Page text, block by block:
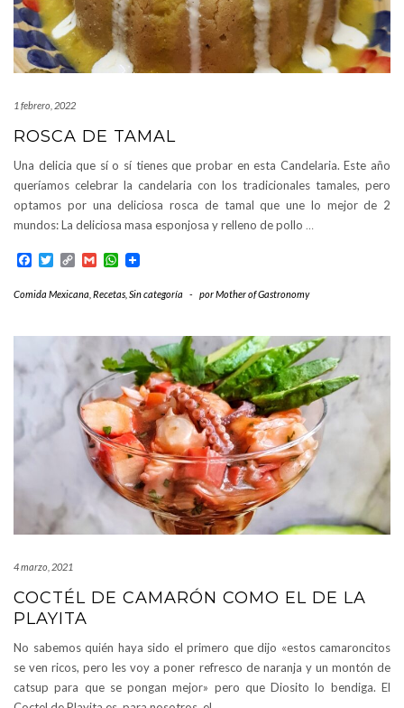
1 febrero, 2022
ROSCA DE TAMAL
Una delicia que sí o sí tienes que probar en esta Candelaria. Este año
queríamos celebrar la candelaria con los tradicionales tamales, pero
optamos por una deliciosa rosca de tamal que une lo mejor de 2
mundos: La deliciosa masa esponjosa y relleno de pollo …
Facebook
TwitterCopyGmailWhatsApp
Comida Mexicana Recetas Sin categoría - porMother of Gastronomy
4 marzo, 2021
COCTÉL DE CAMARÓN COMO EL DE LA
PLAYITA
No sabemos quién haya sido el primero que dijo «estos camaroncitos
se ven ricos, pero les voy a poner refresco de naranja y un montón de
catsup para que se pongan mejor» pero que Diosito lo bendiga. El